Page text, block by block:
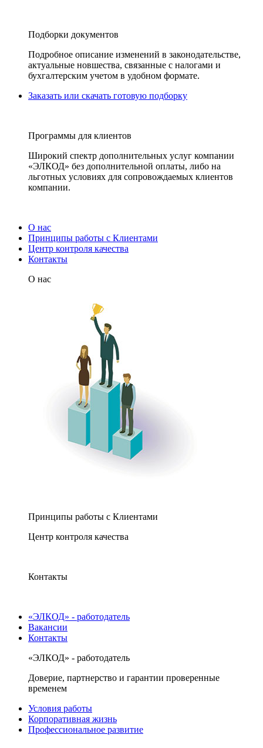
Подборки документов
Подробное описание изменений в законодательстве,
актуальные новшества, связанные с налогами и
бухгалтерским учетом в удобном формате.
Заказать или скачать готовую подборку
Программы для клиентов
Широкий спектр дополнительных услуг компании
«ЭЛКОД» без дополнительной оплаты, либо на
льготных условиях для сопровождаемых клиентов
компании.
О нас
Принципы работы с Клиентами
Центр контроля качества
Контакты
О нас
Принципы работы с Клиентами
Центр контроля качества
Контакты
«ЭЛКОД» - работодатель
Вакансии
Контакты
«ЭЛКОД» - работодатель
Доверие, партнерство и гарантии проверенные
временем
Условия работы
Корпоративная жизнь
Профессиональное развитие